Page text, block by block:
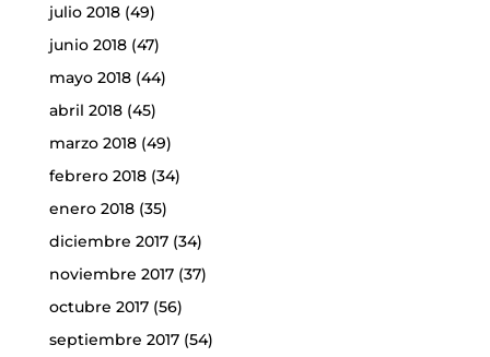
julio 2018(49)
junio 2018(47)
mayo 2018(44)
abril 2018(45)
marzo 2018(49)
febrero 2018(34)
enero 2018(35)
diciembre 2017(34)
noviembre 2017(37)
octubre 2017(56)
septiembre 2017(54)